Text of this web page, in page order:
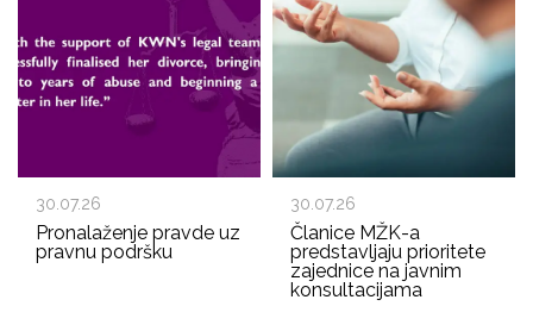
30.07.26
Pronalaženje pravde uz
pravnu podršku
30.07.26
Članice MŽK-a
predstavljaju prioritete
zajednice na javnim
konsultacijama